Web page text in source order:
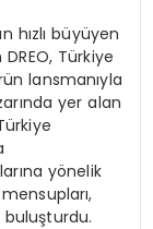
hızlı büyüyen
Türkiye
lansmanıyla
yer alan
yönelik